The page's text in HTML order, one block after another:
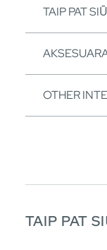
TAIP PAT
OTHER
TAIP PAT